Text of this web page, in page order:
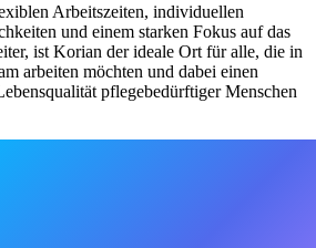
Arbeitszeiten, individuellen
und einem starken Fokus auf das
ist Korian der ideale Ort für alle, die in
arbeiten möchten und dabei einen
pflegebedürftiger Menschen